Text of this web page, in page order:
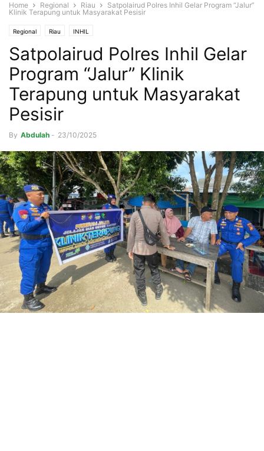
Home Regional Riau
Satpolairud Polres Inhil Gelar Program “Jalur”
Klinik Terapung untuk Masyarakat Pesisir
Regional Riau INHIL
Satpolairud Polres Inhil Gelar
Program “Jalur” Klinik
Terapung untuk Masyarakat
Pesisir
By Abdulah - 23/10/2025